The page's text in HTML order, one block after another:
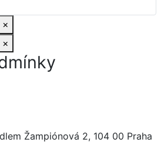
×
×
Žampiónová 2, 104 00 Praha